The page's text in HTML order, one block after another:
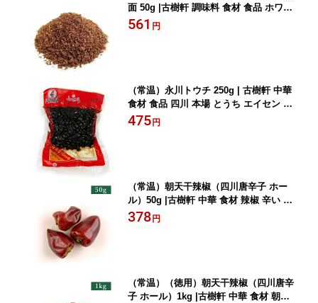
面 50g |古樹軒 調味料 食材 食品 ホワジ
ャオ ホアジャオ 中国山椒 パウダー 麻
561 円
（常温）永川トウチ 250g | 古樹軒 中華
食材 食品 四川 本場 とうち エイセン ト
ウチ トウチ醤 中華料理 麻婆豆腐 マー
475 円
（常温）朝天干辣椒（四川唐辛子 ホー
ル）50g |古樹軒 中華 食材 辣椒 辛い 夏
夏料理 四川料理 辣子鶏 中華料理 本格
378 円
（常温）（徳用）朝天干辣椒（四川唐辛
子 ホール）1kg |古樹軒 中華 食材 朝天